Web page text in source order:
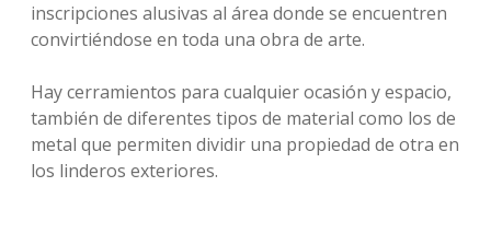
inscripciones alusivas al área donde se encuentren
convirtiéndose en toda una obra de arte.
Hay cerramientos para cualquier ocasión y espacio,
también de diferentes tipos de material como los de
metal que permiten dividir una propiedad de otra en
los linderos exteriores.